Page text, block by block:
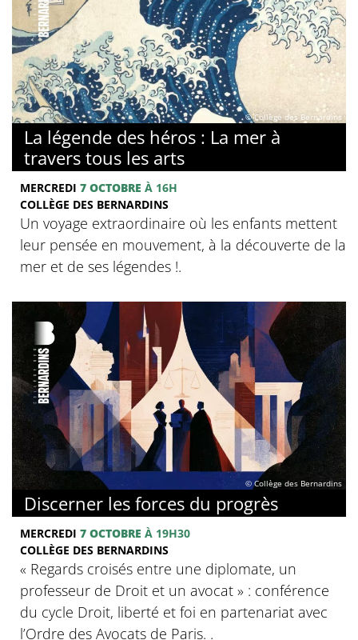
© Collège des Bernardins
La légende des héros : La mer à
travers tous les arts
MERCREDI 7 OCTOBRE À 16H
COLLÈGE DES BERNARDINS
Un voyage extraordinaire où les enfants mettent
leur pensée en mouvement, à la découverte de la
mer et de ses légendes !.
© Collège des Bernardins
Discerner les forces du progrès
MERCREDI 7 OCTOBRE À 19H30
COLLÈGE DES BERNARDINS
‍« Regards croisés entre une diplomate, un
professeur de Droit et un avocat » : conférence
du cycle Droit, liberté et foi en partenariat avec
l’Ordre des Avocats de Paris. .